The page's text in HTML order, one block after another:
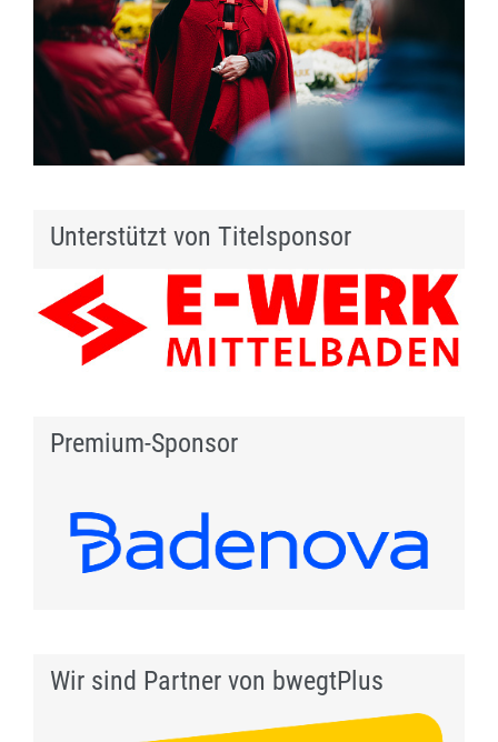
Unterstützt von Titelsponsor
Premium-Sponsor
Wir sind Partner von bwegtPlus